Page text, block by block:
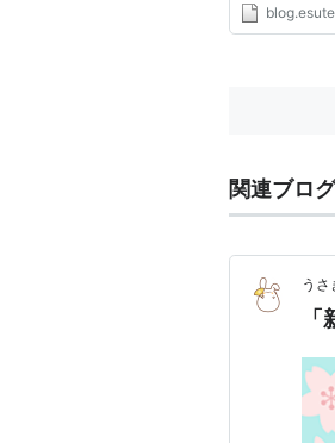
関連ブログ
う